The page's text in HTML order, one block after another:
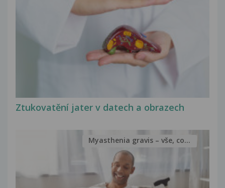
Ztukovatění jater v datech a obrazech
Myasthenia gravis – vše, co...